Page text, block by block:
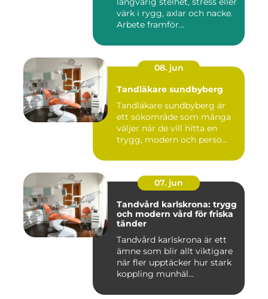
värk i rygg, axlar och nacke.
Arbete framför...
08. jun
Tandläkare sundbyberg
Tandläkare sundbyberg är
ett sökområde som många
väljer när de vill hitta en
trygg, modern och perso...
07. jun
Tandvård karlskrona: trygg
och modern vård för friska
tänder
Tandvård karlskrona är ett
ämne som blir allt viktigare
när fler upptäcker hur stark
koppling munhäl...